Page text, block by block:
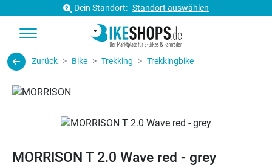
Dein Standort: Standort auswählen
Zurück Bike Trekking Trekkingbike
MORRISON T 2.0 Wave red - grey